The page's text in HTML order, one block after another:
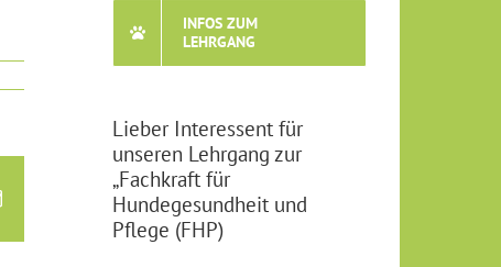
E-
INFOS ZUM
LEHRGANG
Lieber Interessent für
unseren Lehrgang zur
„Fachkraft für
Hundegesundheit und
Pflege (FHP)